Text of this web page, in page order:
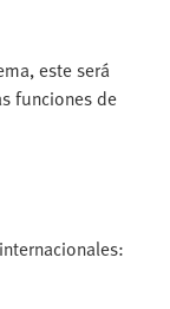
este será
funciones de